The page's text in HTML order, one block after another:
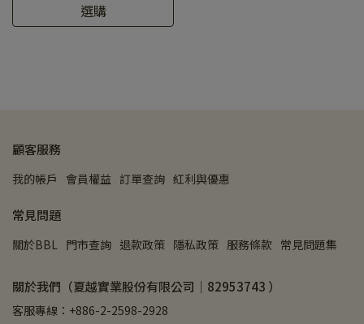
選購
顧客服務
我的帳戶 會員權益 訂單查詢 紅利與優惠
常見問題
關於BBL 門市查詢 退款政策 隱私政策 服務條款 常見問題集
關於我們（夏越實業股份有限公司｜82953743 ）
客服專線：+886-2-2598-2928